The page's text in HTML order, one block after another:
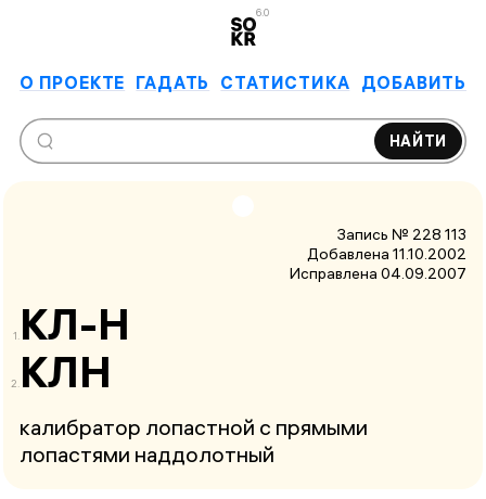
6.0
О ПРОЕКТЕ ГАДАТЬ СТАТИСТИКА ДОБАВИТЬ
НАЙТИ
Запись № 228 113
Добавлена 11.10.2002
Исправлена 04.09.2007
КЛ-Н
КЛН
калибратор лопастной с прямыми
лопастями наддолотный